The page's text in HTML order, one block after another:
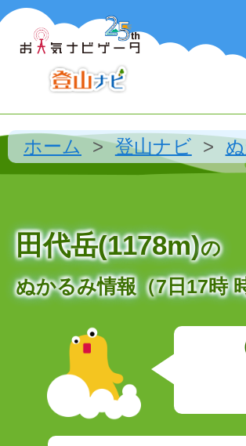
ホーム 登山ナビ
田代岳(1178m)の
ぬかるみ情報（7日17時